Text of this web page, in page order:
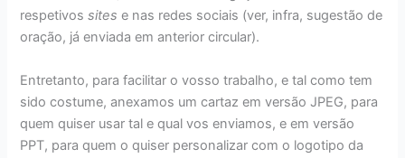
respetivossites e nas redes sociais (ver, infra, sugestão de
oração, já enviada em anterior circular).
Entretanto, para facilitar o vosso trabalho, e tal como tem
sido costume, anexamos um cartaz em versão JPEG, para
quem quiser usar tal e qual vos enviamos, e em versão
PPT, para quem o quiser personalizar com o logotipo da